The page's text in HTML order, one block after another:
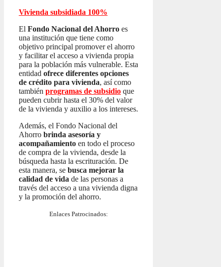
Vivienda subsidiada 100%
El Fondo Nacional del Ahorro es
una institución que tiene como
objetivo principal promover el ahorro
y facilitar el acceso a vivienda propia
para la población más vulnerable. Esta
entidad ofrece diferentes opciones
de crédito para vivienda, así como
también programas de subsidio que
pueden cubrir hasta el 30% del valor
de la vivienda y auxilio a los intereses.
Además, el Fondo Nacional del
Ahorro brinda asesoría y
acompañamiento en todo el proceso
de compra de la vivienda, desde la
búsqueda hasta la escrituración. De
esta manera, se busca mejorar la
calidad de vida de las personas a
través del acceso a una vivienda digna
y la promoción del ahorro.
Enlaces Patrocinados: